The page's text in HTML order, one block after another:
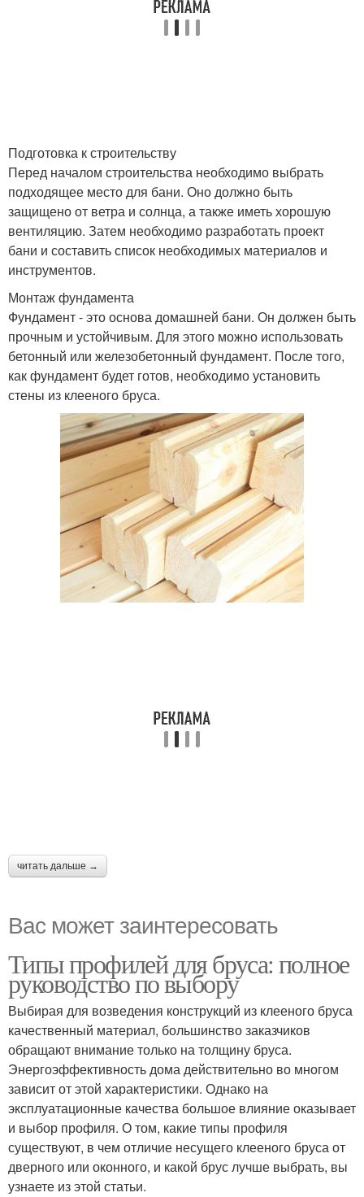
Подготовка к строительству
Перед началом строительства необходимо выбрать
подходящее место для бани. Оно должно быть
защищено от ветра и солнца, а также иметь хорошую
вентиляцию. Затем необходимо разработать проект
бани и составить список необходимых материалов и
инструментов.
Монтаж фундамента
Фундамент - это основа домашней бани. Он должен быть
прочным и устойчивым. Для этого можно использовать
бетонный или железобетонный фундамент. После того,
как фундамент будет готов, необходимо установить
стены из клееного бруса.
читать дальше →
Вас может заинтересовать
Типы профилей для бруса: полное
руководство по выбору
Выбирая для возведения конструкций из клееного бруса
качественный материал, большинство заказчиков
обращают внимание только на толщину бруса.
Энергоэффективность дома действительно во многом
зависит от этой характеристики. Однако на
эксплуатационные качества большое влияние оказывает
и выбор профиля. О том, какие типы профиля
существуют, в чем отличие несущего клееного бруса от
дверного или оконного, и какой брус лучше выбрать, вы
узнаете из этой статьи.